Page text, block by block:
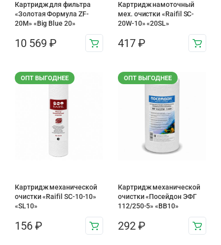
Картридж для фильтра
«Золотая Формула ZF-
20М» «Big Blue 20»
10 569 ₽
Картридж намоточный
мех. очистки «Raifil SC-
20W-10» «20SL»
417 ₽
ОПТ ВЫГОДНЕЕ
Картридж механической
очистки «Raifil SC-10-10»
«SL10»
156 ₽
ОПТ ВЫГОДНЕЕ
Картридж механической
очистки «Посейдон ЭФГ
112/250-5» «ВВ10»
292 ₽